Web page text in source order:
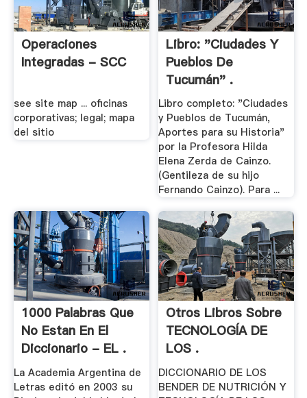
Operaciones
Integradas - SCC
see site map ... oficinas
corporativas; legal; mapa
del sitio
Libro: "Ciudades Y
Pueblos De
Tucumán" .
Libro completo: "Ciudades
y Pueblos de Tucumán,
Aportes para su Historia"
por la Profesora Hilda
Elena Zerda de Cainzo.
(Gentileza de su hijo
Fernando Cainzo). Para ...
1000 Palabras Que
No Estan En El
Diccionario - EL .
La Academia Argentina de
Letras editó en 2003 su
Otros Libros Sobre
TECNOLOGÍA DE
LOS .
DICCIONARIO DE LOS
BENDER DE NUTRICIÓN Y